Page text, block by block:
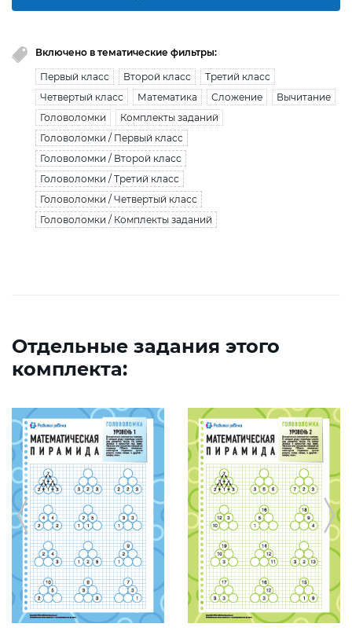
Включено в тематические фильтры:
Первый класс Второй класс
Третий класс
Четвертый класс
Математика Сложение
Вычитание
Головоломки
Комплекты заданий
Головоломки / Первый класс
Головоломки / Второй класс
Головоломки / Третий класс
Головоломки / Четвертый класс
Головоломки / Комплекты заданий
Отдельные задания этого
комплекта: